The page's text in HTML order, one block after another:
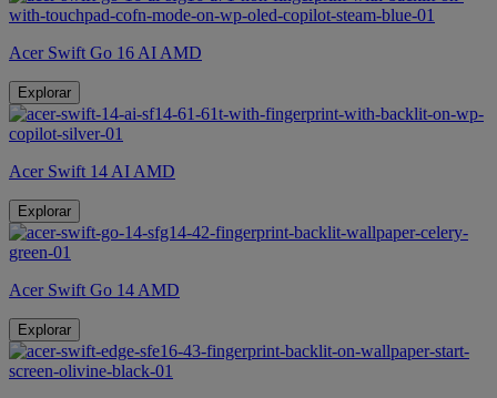
Acer Swift Go 16 AI AMD
Explorar
Acer Swift 14 AI AMD
Explorar
Acer Swift Go 14 AMD
Explorar